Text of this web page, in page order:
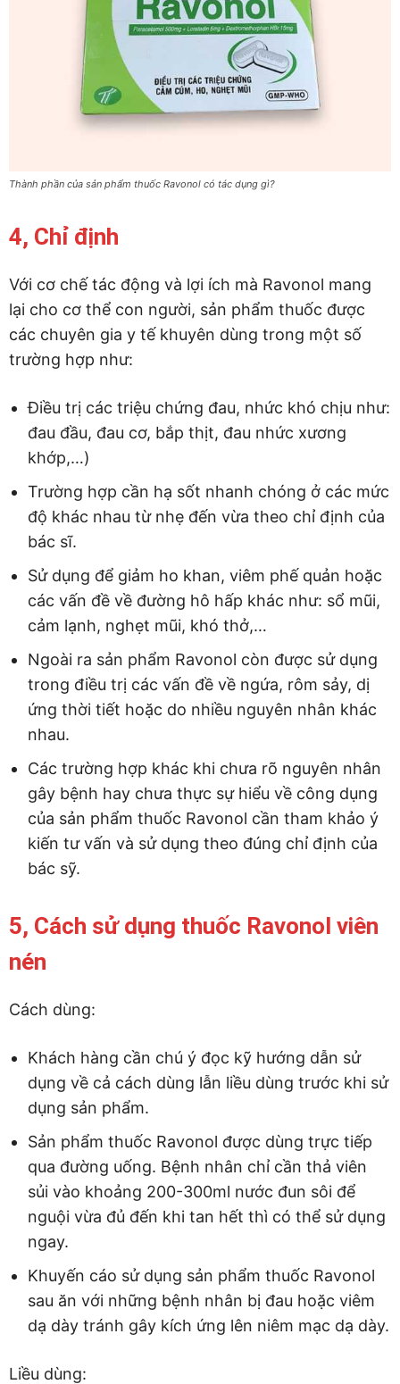
Thành phần của sản phẩm thuốc Ravonol có tác dụng gì?
4, Chỉ định
Với cơ chế tác động và lợi ích mà Ravonol mang
lại cho cơ thể con người, sản phẩm thuốc được
các chuyên gia y tế khuyên dùng trong một số
trường hợp như:
Điều trị các triệu chứng đau, nhức khó chịu như:
đau đầu, đau cơ, bắp thịt, đau nhức xương
khớp,…)
Trường hợp cần hạ sốt nhanh chóng ở các mức
độ khác nhau từ nhẹ đến vừa theo chỉ định của
bác sĩ.
Sử dụng để giảm ho khan, viêm phế quản hoặc
các vấn đề về đường hô hấp khác như: sổ mũi,
cảm lạnh, nghẹt mũi, khó thở,…
Ngoài ra sản phẩm Ravonol còn được sử dụng
trong điều trị các vấn đề về ngứa, rôm sảy, dị
ứng thời tiết hoặc do nhiều nguyên nhân khác
nhau.
Các trường hợp khác khi chưa rõ nguyên nhân
gây bệnh hay chưa thực sự hiểu về công dụng
của sản phẩm thuốc Ravonol cần tham khảo ý
kiến tư vấn và sử dụng theo đúng chỉ định của
bác sỹ.
5, Cách sử dụng thuốc Ravonol viên
nén
Cách dùng:
Khách hàng cần chú ý đọc kỹ hướng dẫn sử
dụng về cả cách dùng lẫn liều dùng trước khi sử
dụng sản phẩm.
Sản phẩm thuốc Ravonol được dùng trực tiếp
qua đường uống. Bệnh nhân chỉ cần thả viên
sủi vào khoảng 200-300ml nước đun sôi để
nguội vừa đủ đến khi tan hết thì có thể sử dụng
ngay.
Khuyến cáo sử dụng sản phẩm thuốc Ravonol
sau ăn với những bệnh nhân bị đau hoặc viêm
dạ dày tránh gây kích ứng lên niêm mạc dạ dày.
Liều dùng: